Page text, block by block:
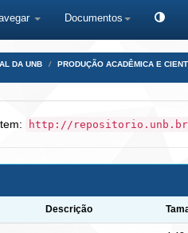
Documentos
DA UNB PRODUÇÃO ACADÊMICA E
http://repositorio.unb.br/
Descrição